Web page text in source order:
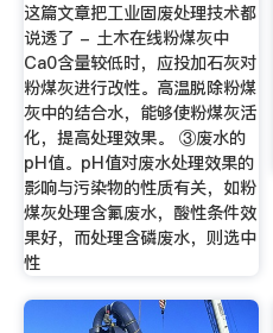
这篇文章把工业固废处理技术都
说透了 - 土木在线粉煤灰中
Ca0含量较低时，应投加石灰对
粉煤灰进行改性。高温脱除粉煤
灰中的结合水，能够使粉煤灰活
化，提高处理效果。 ③废水的
pH值。pH值对废水处理效果的
影响与污染物的性质有关，如粉
煤灰处理含氟废水，酸性条件效
果好，而处理含磷废水，则选中
性